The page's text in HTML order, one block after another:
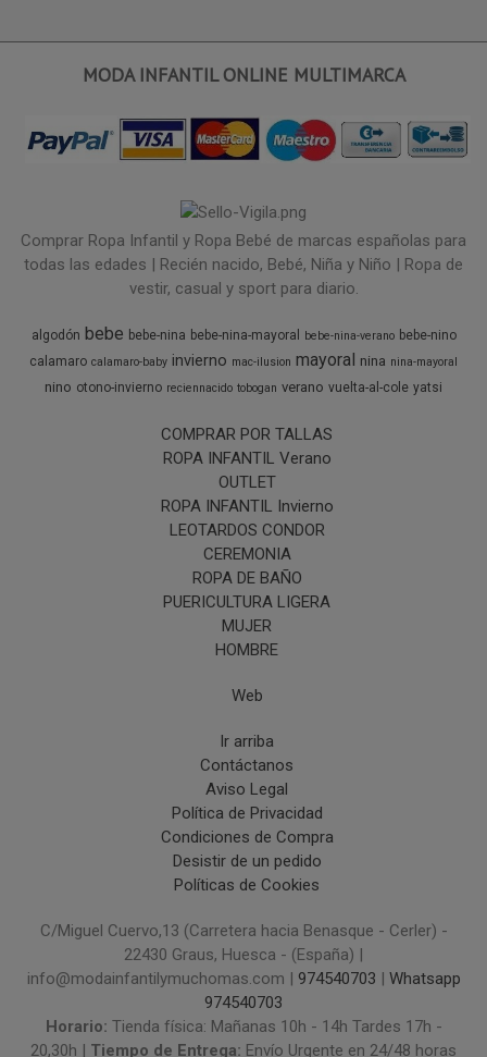
MODA INFANTIL ONLINE MULTIMARCA
Comprar Ropa Infantil y Ropa Bebé de marcas españolas para
todas las edades | Recién nacido, Bebé, Niña y Niño | Ropa de
vestir, casual y sport para diario.
algodón bebe bebe-nina bebe-nina-mayoral bebe-nina-verano bebe-nino
calamaro calamaro-baby invierno mac-ilusion mayoral nina nina-mayoral
nino otono-invierno reciennacido tobogan verano vuelta-al-cole yatsi
COMPRAR POR TALLAS
ROPA INFANTIL Verano
OUTLET
ROPA INFANTIL Invierno
LEOTARDOS CONDOR
CEREMONIA
ROPA DE BAÑO
PUERICULTURA LIGERA
MUJER
HOMBRE
Web
Ir arriba
Contáctanos
Aviso Legal
Política de Privacidad
Condiciones de Compra
Desistir de un pedido
Políticas de Cookies
C/Miguel Cuervo,13 (Carretera hacia Benasque - Cerler) -
22430 Graus, Huesca - (España) |
info@modainfantilymuchomas.com | 974540703 | Whatsapp
974540703
Horario: Tienda física: Mañanas 10h - 14h Tardes 17h -
20,30h | Tiempo de Entrega: Envío Urgente en 24/48 horas